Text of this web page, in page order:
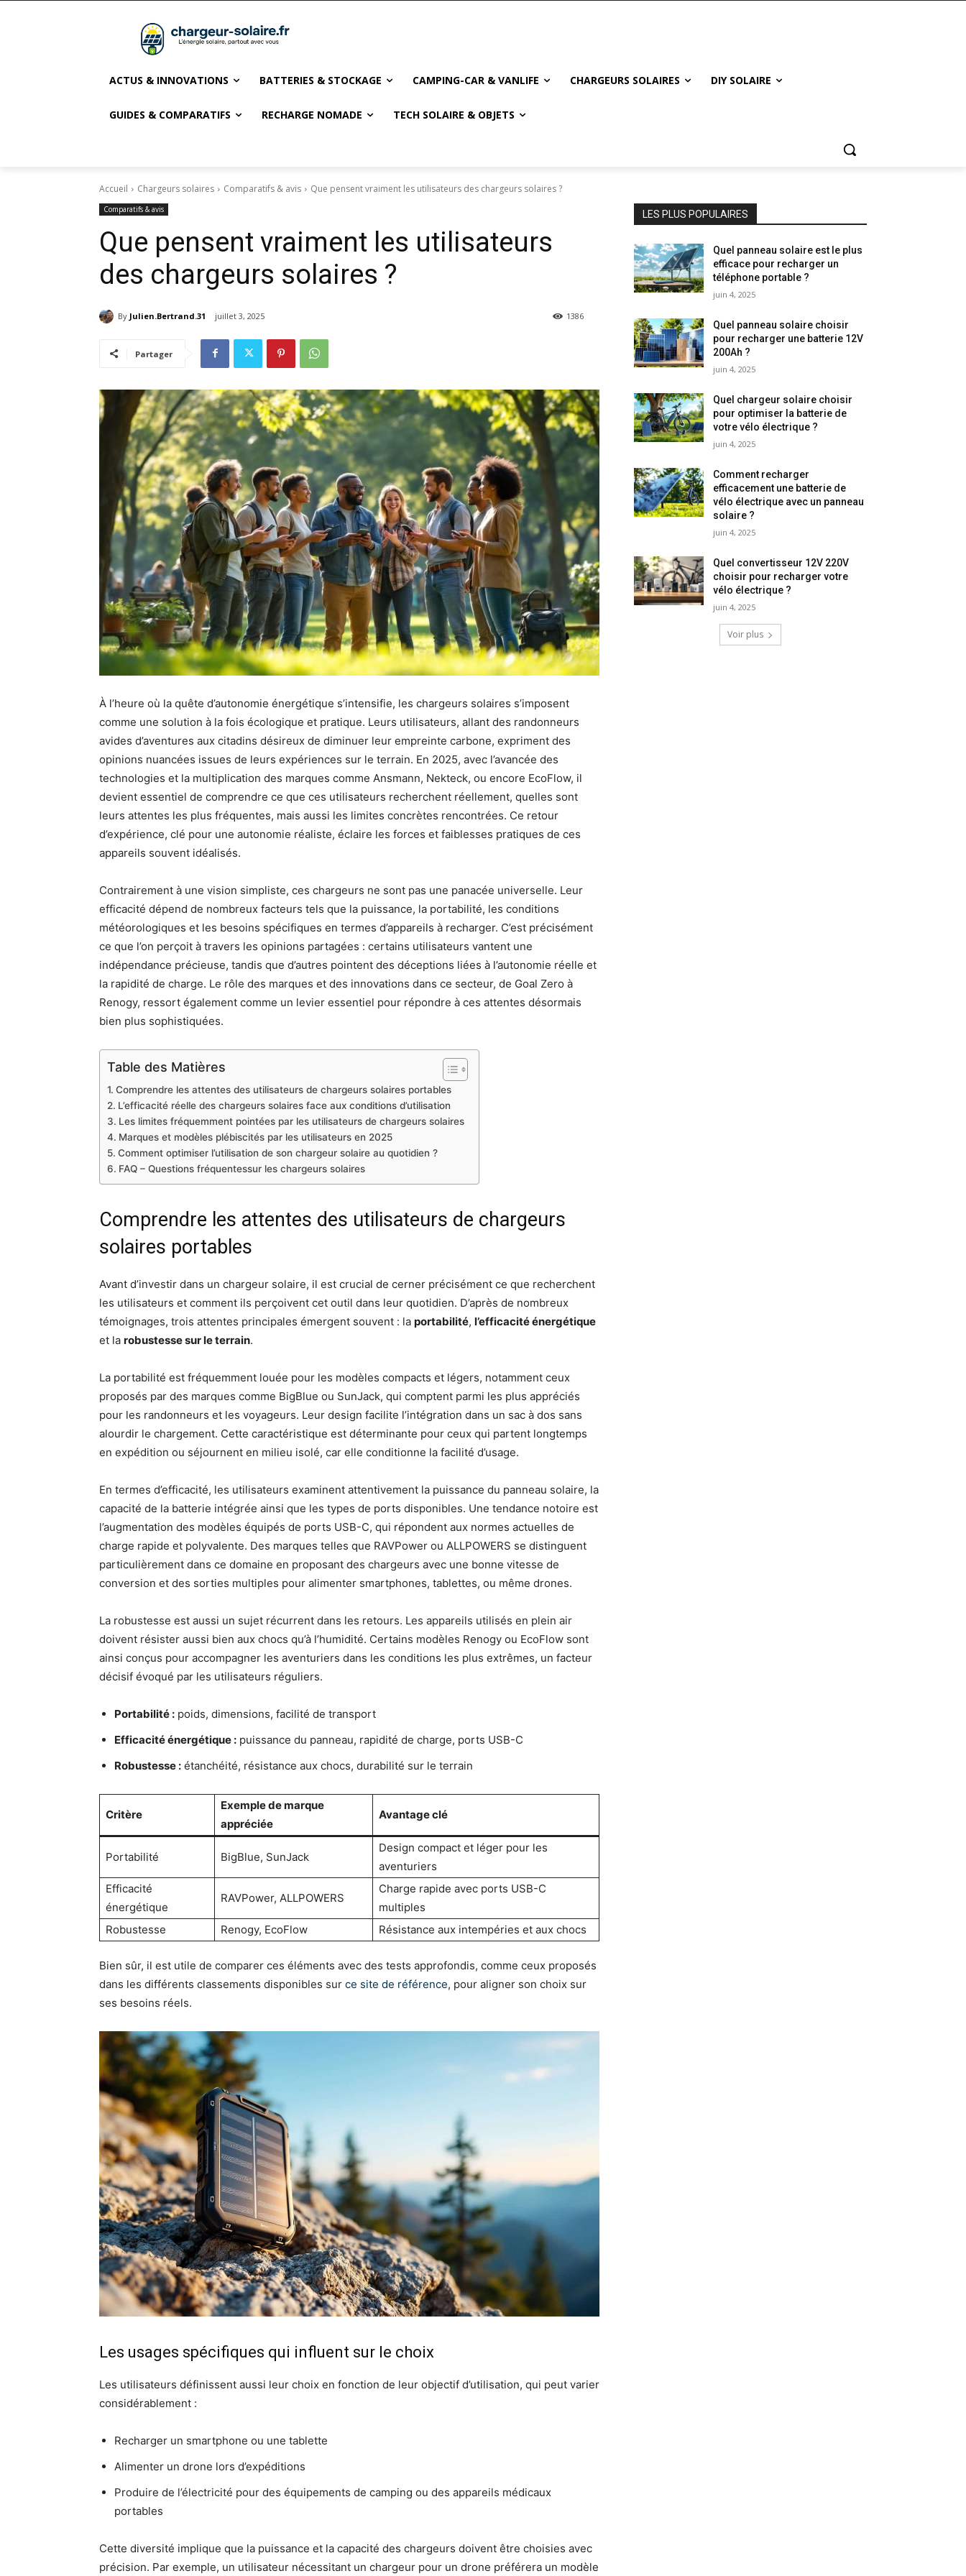
ACTUS & INNOVATIONS BATTERIES & STOCKAGE CAMPING-CAR & VANLIFE CHARGEURS SOLAIRES DIY SOLAIRE
GUIDES & COMPARATIFS RECHARGE NOMADE TECH SOLAIRE & OBJETS
Accueil Chargeurs solaires Comparatifs & avis Que pensent vraiment les utilisateurs des chargeurs solaires ?
Comparatifs & avis
Que pensent vraiment les utilisateurs
des chargeurs solaires ?
By Julien.Bertrand.31 juillet 3, 2025 1386
Partager
À l’heure où la quête d’autonomie énergétique s’intensifie, les chargeurs solaires s’imposent
comme une solution à la fois écologique et pratique. Leurs utilisateurs, allant des randonneurs
avides d’aventures aux citadins désireux de diminuer leur empreinte carbone, expriment des
opinions nuancées issues de leurs expériences sur le terrain. En 2025, avec l’avancée des
technologies et la multiplication des marques comme Ansmann, Nekteck, ou encore EcoFlow, il
devient essentiel de comprendre ce que ces utilisateurs recherchent réellement, quelles sont
leurs attentes les plus fréquentes, mais aussi les limites concrètes rencontrées. Ce retour
d’expérience, clé pour une autonomie réaliste, éclaire les forces et faiblesses pratiques de ces
appareils souvent idéalisés.
Contrairement à une vision simpliste, ces chargeurs ne sont pas une panacée universelle. Leur
efficacité dépend de nombreux facteurs tels que la puissance, la portabilité, les conditions
météorologiques et les besoins spécifiques en termes d’appareils à recharger. C’est précisément
ce que l’on perçoit à travers les opinions partagées : certains utilisateurs vantent une
indépendance précieuse, tandis que d’autres pointent des déceptions liées à l’autonomie réelle et
la rapidité de charge. Le rôle des marques et des innovations dans ce secteur, de Goal Zero à
Renogy, ressort également comme un levier essentiel pour répondre à ces attentes désormais
bien plus sophistiquées.
Table des Matières
Comprendre les attentes des utilisateurs de chargeurs solaires portables
L’efficacité réelle des chargeurs solaires face aux conditions d’utilisation
Les limites fréquemment pointées par les utilisateurs de chargeurs solaires
Marques et modèles plébiscités par les utilisateurs en 2025
Comment optimiser l’utilisation de son chargeur solaire au quotidien ?
FAQ – Questions fréquentessur les chargeurs solaires
Comprendre les attentes des utilisateurs de chargeurs
solaires portables
Avant d’investir dans un chargeur solaire, il est crucial de cerner précisément ce que recherchent
les utilisateurs et comment ils perçoivent cet outil dans leur quotidien. D’après de nombreux
témoignages, trois attentes principales émergent souvent : la portabilité, l’efficacité énergétique
et la robustesse sur le terrain.
La portabilité est fréquemment louée pour les modèles compacts et légers, notamment ceux
proposés par des marques comme BigBlue ou SunJack, qui comptent parmi les plus appréciés
pour les randonneurs et les voyageurs. Leur design facilite l’intégration dans un sac à dos sans
alourdir le chargement. Cette caractéristique est déterminante pour ceux qui partent longtemps
en expédition ou séjournent en milieu isolé, car elle conditionne la facilité d’usage.
En termes d’efficacité, les utilisateurs examinent attentivement la puissance du panneau solaire, la
capacité de la batterie intégrée ainsi que les types de ports disponibles. Une tendance notoire est
l’augmentation des modèles équipés de ports USB-C, qui répondent aux normes actuelles de
charge rapide et polyvalente. Des marques telles que RAVPower ou ALLPOWERS se distinguent
particulièrement dans ce domaine en proposant des chargeurs avec une bonne vitesse de
conversion et des sorties multiples pour alimenter smartphones, tablettes, ou même drones.
La robustesse est aussi un sujet récurrent dans les retours. Les appareils utilisés en plein air
doivent résister aussi bien aux chocs qu’à l’humidité. Certains modèles Renogy ou EcoFlow sont
ainsi conçus pour accompagner les aventuriers dans les conditions les plus extrêmes, un facteur
décisif évoqué par les utilisateurs réguliers.
Portabilité : poids, dimensions, facilité de transport
Efficacité énergétique : puissance du panneau, rapidité de charge, ports USB-C
Robustesse : étanchéité, résistance aux chocs, durabilité sur le terrain
Critère
Exemple de marque
appréciée
Avantage clé
Portabilité BigBlue, SunJack
Design compact et léger pour les
aventuriers
Efficacité
énergétique
RAVPower, ALLPOWERS
Charge rapide avec ports USB-C
multiples
Robustesse
Renogy, EcoFlow Résistance aux intempéries et aux chocs
Bien sûr, il est utile de comparer ces éléments avec des tests approfondis, comme ceux proposés
dans les différents classements disponibles sur ce site de référence, pour aligner son choix sur
ses besoins réels.
Les usages spécifiques qui influent sur le choix
Les utilisateurs définissent aussi leur choix en fonction de leur objectif d’utilisation, qui peut varier
considérablement :
Recharger un smartphone ou une tablette
Alimenter un drone lors d’expéditions
Produire de l’électricité pour des équipements de camping ou des appareils médicaux
portables
Cette diversité implique que la puissance et la capacité des chargeurs doivent être choisies avec
précision. Par exemple, un utilisateur nécessitant un chargeur pour un drone préférera un modèle
LES PLUS POPULAIRES
Quel panneau solaire est le plus
efficace pour recharger un
téléphone portable ?
juin 4, 2025
Quel panneau solaire choisir
pour recharger une batterie 12V
200Ah ?
juin 4, 2025
Quel chargeur solaire choisir
pour optimiser la batterie de
votre vélo électrique ?
juin 4, 2025
Comment recharger
efficacement une batterie de
vélo électrique avec un panneau
solaire ?
juin 4, 2025
Quel convertisseur 12V 220V
choisir pour recharger votre
vélo électrique ?
juin 4, 2025
Voir plus